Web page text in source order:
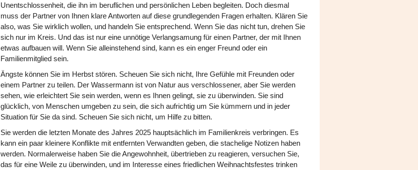
Unentschlossenheit, die ihn im beruflichen und persönlichen Leben begleiten. Doch diesmal
muss der Partner von Ihnen klare Antworten auf diese grundlegenden Fragen erhalten. Klären Sie
also, was Sie wirklich wollen, und handeln Sie entsprechend. Wenn Sie das nicht tun, drehen Sie
sich nur im Kreis. Und das ist nur eine unnötige Verlangsamung für einen Partner, der mit Ihnen
etwas aufbauen will. Wenn Sie alleinstehend sind, kann es ein enger Freund oder ein
Familienmitglied sein.
Ängste können Sie im Herbst stören. Scheuen Sie sich nicht, Ihre Gefühle mit Freunden oder
einem Partner zu teilen. Der Wassermann ist von Natur aus verschlossener, aber Sie werden
sehen, wie erleichtert Sie sein werden, wenn es Ihnen gelingt, sie zu überwinden. Sie sind
glücklich, von Menschen umgeben zu sein, die sich aufrichtig um Sie kümmern und in jeder
Situation für Sie da sind. Scheuen Sie sich nicht, um Hilfe zu bitten.
Sie werden die letzten Monate des Jahres 2025 hauptsächlich im Familienkreis verbringen. Es
kann ein paar kleinere Konflikte mit entfernten Verwandten geben, die stachelige Notizen haben
werden. Normalerweise haben Sie die Angewohnheit, übertrieben zu reagieren, versuchen Sie,
das für eine Weile zu überwinden, und im Interesse eines friedlichen Weihnachtsfestes trinken